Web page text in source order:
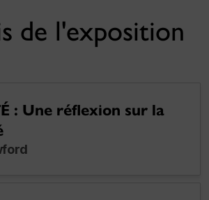
de l'exposition
: Une réflexion sur la